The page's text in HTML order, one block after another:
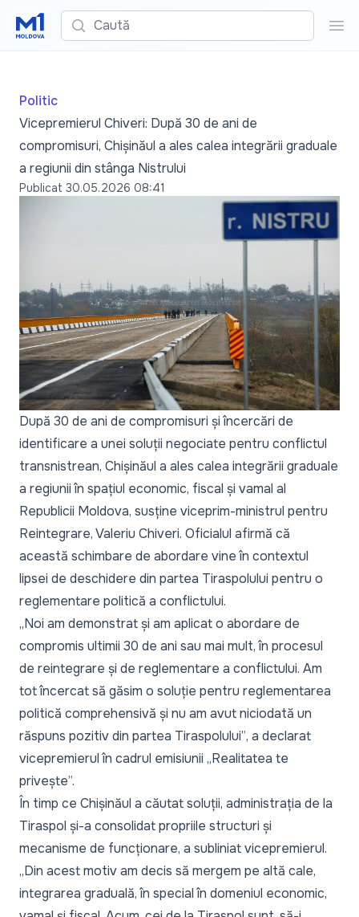
Caută
Politic
Vicepremierul Chiveri: După 30 de ani de
compromisuri, Chișinăul a ales calea integrării graduale
a regiunii din stânga Nistrului
Publicat 30.05.2026 08:41
După 30 de ani de compromisuri și încercări de
identificare a unei soluții negociate pentru conflictul
transnistrean, Chișinăul a ales calea integrării graduale
a regiunii în spațiul economic, fiscal și vamal al
Republicii Moldova, susține viceprim-ministrul pentru
Reintegrare, Valeriu Chiveri. Oficialul afirmă că
această schimbare de abordare vine în contextul
lipsei de deschidere din partea Tiraspolului pentru o
reglementare politică a conflictului.
„Noi am demonstrat și am aplicat o abordare de
compromis ultimii 30 de ani sau mai mult, în procesul
de reintegrare și de reglementare a conflictului. Am
tot încercat să găsim o soluție pentru reglementarea
politică comprehensivă și nu am avut niciodată un
răspuns pozitiv din partea Tiraspolului”, a declarat
vicepremierul în cadrul emisiunii „Realitatea te
privește”.
În timp ce Chișinăul a căutat soluții, administrația de la
Tiraspol și-a consolidat propriile structuri și
mecanisme de funcționare, a subliniat vicepremierul.
„Din acest motiv am decis să mergem pe altă cale,
integrarea graduală, în special în domeniul economic,